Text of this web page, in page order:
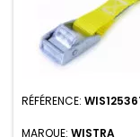
RÉFÉRENCE:
MARQUE: WISTRA